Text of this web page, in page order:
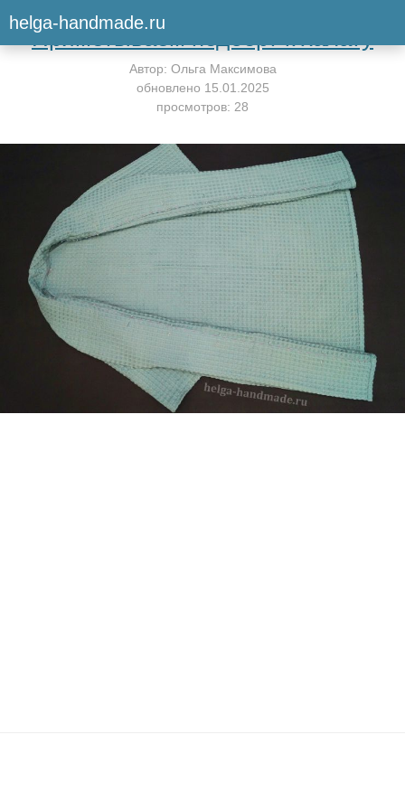
helga-handmade.ruВернуться к мастер-классу
Приметываем подборт к халату
Автор: Ольга Максимова
обновлено 15.01.2025
просмотров: 28